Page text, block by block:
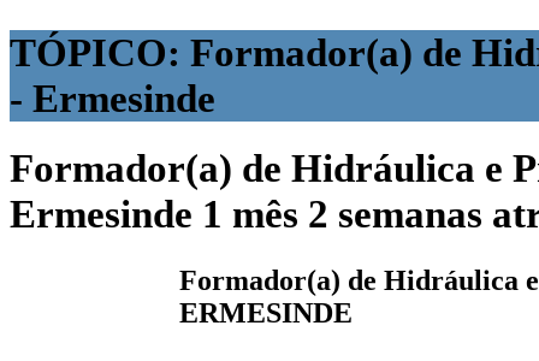
TÓPICO: Formador(a) de
- Ermesinde
Formador(a) de Hidráulica e
Ermesinde 1 mês 2 semanas
Formador(a) de Hidráulica
ERMESINDE